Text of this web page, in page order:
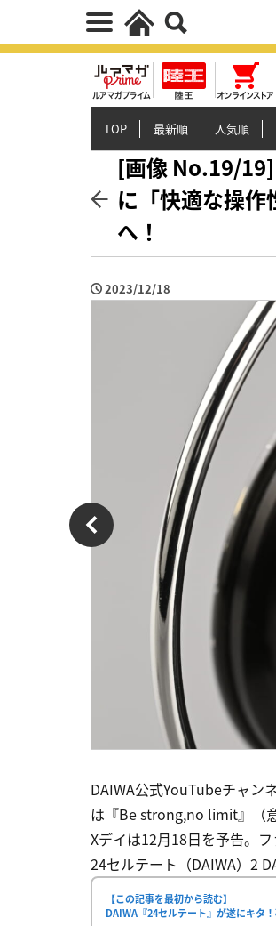
TOP 最新順 人気順
[画像 No.19/
に「快適な操
へ！
2023/12/18
DAIWA公式YouTubeチャン
は『Be strong,no limit』（
Xデイは12月18日を予告。
24セルテート（DAIWA）2
【この記事を最初から読む】
DAIWA『24セルテート』が遂にキタ